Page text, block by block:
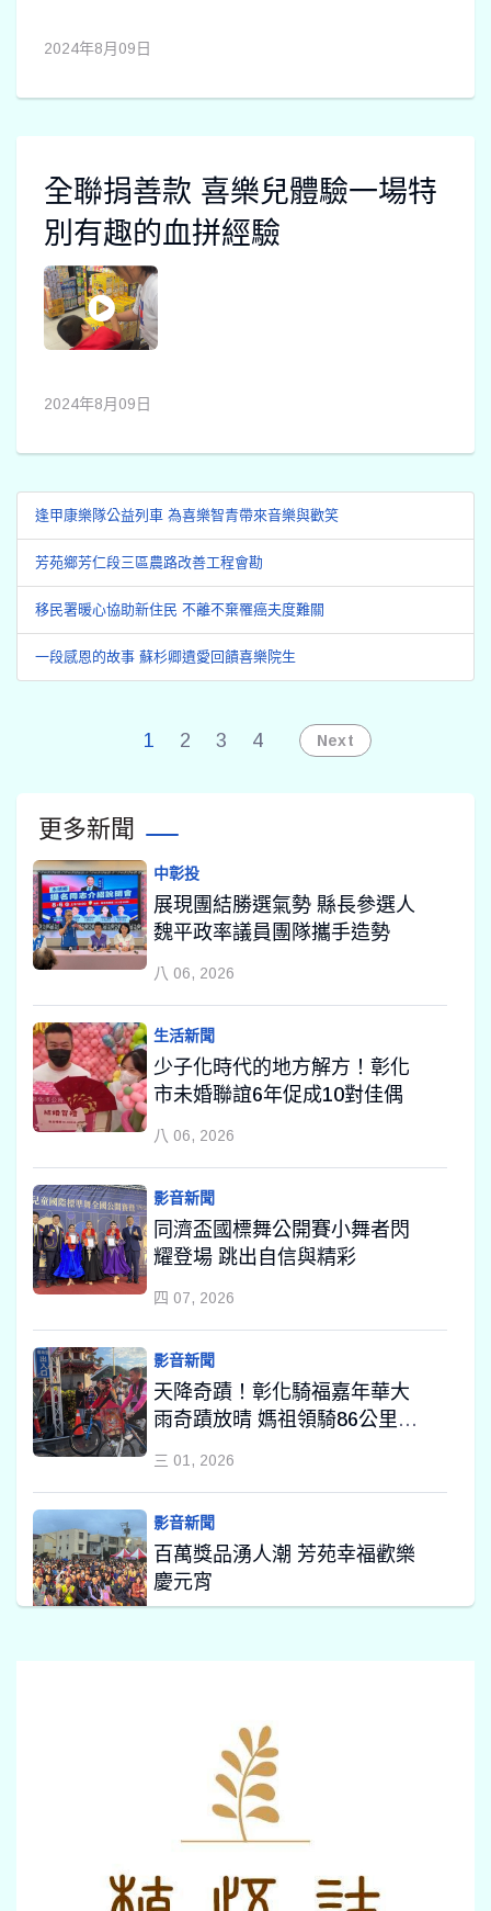
2024年8月09日
全聯捐善款 喜樂兒體驗一場特
別有趣的血拼經驗
2024年8月09日
逢甲康樂隊公益列車 為喜樂智青帶來音樂與歡笑
芳苑鄉芳仁段三區農路改善工程會勘
移民署暖心協助新住民 不離不棄罹癌夫度難關
一段感恩的故事 蘇杉卿遺愛回饋喜樂院生
1 2 3 4 Next
更多新聞
中彰投
展現團結勝選氣勢 縣長參選人
魏平政率議員團隊攜手造勢
八 06, 2026
生活新聞
少子化時代的地方解方！彰化
市未婚聯誼6年促成10對佳偶
八 06, 2026
影音新聞
同濟盃國標舞公開賽小舞者閃
耀登場 跳出自信與精彩
四 07, 2026
影音新聞
天降奇蹟！彰化騎福嘉年華大
雨奇蹟放晴 媽祖領騎86公里賜
三 01, 2026
影音新聞
百萬獎品湧人潮 芳苑幸福歡樂
慶元宵
神彩接受祝福￼
二 27, 2026
影音新聞
彰化古城踩街國際嘉年華暨慶